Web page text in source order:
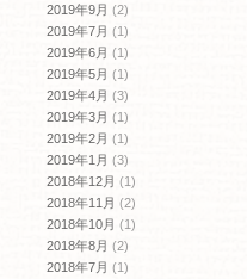
2019年9月 (2)
2019年7月 (1)
2019年6月 (1)
2019年5月 (1)
2019年4月 (3)
2019年3月 (1)
2019年2月 (1)
2019年1月 (3)
2018年12月 (1)
2018年11月 (2)
2018年10月 (1)
2018年8月 (2)
2018年7月 (1)